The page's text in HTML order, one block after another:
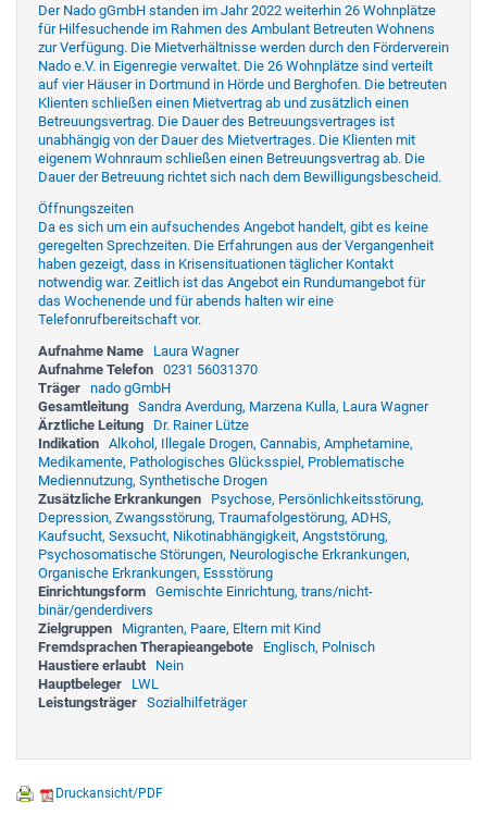
Der Nado gGmbH standen im Jahr 2022 weiterhin 26 Wohnplätze
für Hilfesuchende im Rahmen des Ambulant Betreuten Wohnens
zur Verfügung. Die Mietverhältnisse werden durch den Förderverein
Nado e.V. in Eigenregie verwaltet. Die 26 Wohnplätze sind verteilt
auf vier Häuser in Dortmund in Hörde und Berghofen. Die betreuten
Klienten schließen einen Mietvertrag ab und zusätzlich einen
Betreuungsvertrag. Die Dauer des Betreuungsvertrages ist
unabhängig von der Dauer des Mietvertrages. Die Klienten mit
eigenem Wohnraum schließen einen Betreuungsvertrag ab. Die
Dauer der Betreuung richtet sich nach dem Bewilligungsbescheid.
Öffnungszeiten
Da es sich um ein aufsuchendes Angebot handelt, gibt es keine
geregelten Sprechzeiten. Die Erfahrungen aus der Vergangenheit
haben gezeigt, dass in Krisensituationen täglicher Kontakt
notwendig war. Zeitlich ist das Angebot ein Rundumangebot für
das Wochenende und für abends halten wir eine
Telefonrufbereitschaft vor.
Aufnahme Name
Laura Wagner
Aufnahme Telefon 0231 56031370
Träger nado gGmbH
Gesamtleitung Sandra Averdung, Marzena Kulla, Laura Wagner
Ärztliche Leitung
Dr. Rainer Lütze
Indikation Alkohol, Illegale Drogen, Cannabis, Amphetamine,
Medikamente, Pathologisches Glücksspiel, Problematische
Mediennutzung, Synthetische Drogen
Zusätzliche Erkrankungen
Psychose, Persönlichkeitsstörung,
Depression, Zwangsstörung, Traumafolgestörung, ADHS,
Kaufsucht, Sexsucht, Nikotinabhängigkeit, Angststörung,
Psychosomatische Störungen, Neurologische Erkrankungen,
Organische Erkrankungen, Essstörung
Einrichtungsform Gemischte Einrichtung, trans/nicht-
binär/genderdivers
Zielgruppen
Migranten, Paare, Eltern mit Kind
Fremdsprachen Therapieangebote
Englisch, Polnisch
Haustiere erlaubt
Nein
Hauptbeleger
LWL
Leistungsträger Sozialhilfeträger
Druckansicht/PDF